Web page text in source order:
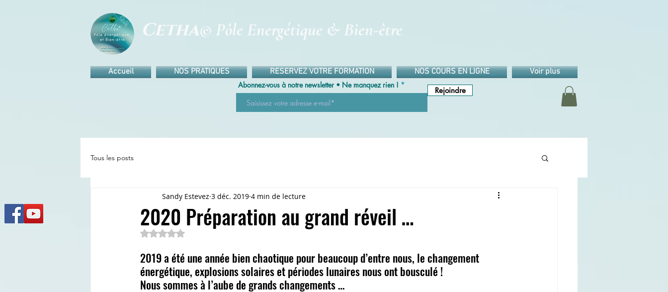
Cetha© Pôle Energétique & Bien-être
Accueil NOS PRATIQUES RESERVEZ VOTRE FORMATION NOS COURS EN LIGNE Voir plus
Abonnez-vous à notre newsletter • Ne manquez rien !
Rejoindre
Tous les posts
2020 Préparation au grand réveil …
Sandy Estevez 3 déc. 2019 4 min de lecture
Noté NaN étoiles sur 5.
2019 a été une année bien chaotique pour beaucoup d’entre nous, le changement
énergétique, explosions solaires et périodes lunaires nous ont bousculé !
Nous sommes à l’aube de grands changements …